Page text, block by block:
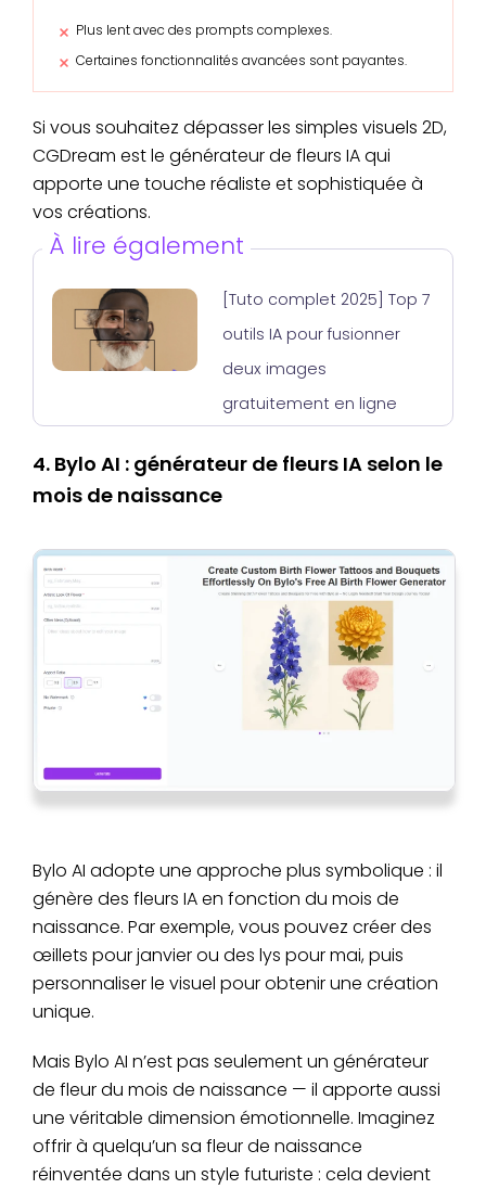
Plus lent avec des prompts complexes.
Certaines fonctionnalités avancées sont payantes.
Si vous souhaitez dépasser les simples visuels 2D,
CGDream est le générateur de fleurs IA qui
apporte une touche réaliste et sophistiquée à
vos créations.
À lire également
[Tuto complet 2025] Top 7
outils IA pour fusionner
deux images
gratuitement en ligne
4. Bylo AI : générateur de fleurs IA selon le
mois de naissance
Bylo AI adopte une approche plus symbolique : il
génère des fleurs IA en fonction du mois de
naissance. Par exemple, vous pouvez créer des
œillets pour janvier ou des lys pour mai, puis
personnaliser le visuel pour obtenir une création
unique.
Mais Bylo AI n’est pas seulement un générateur
de fleur du mois de naissance — il apporte aussi
une véritable dimension émotionnelle. Imaginez
offrir à quelqu’un sa fleur de naissance
réinventée dans un style futuriste : cela devient